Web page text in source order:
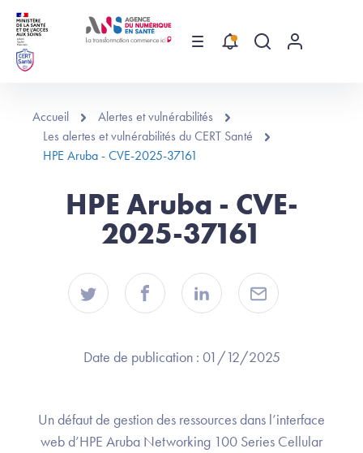
Aller au contenu principal
Menu Recherche
Menu
Accueil
Alertes et vulnérabilités
Les alertes et vulnérabilités du CERT Santé
HPE Aruba - CVE-2025-37161
HPE Aruba - CVE-
2025-37161
Date de publication : 01/12/2025
Un défaut de gestion des ressources dans l’interface
web d’HPE Aruba Networking 100 Series Cellular